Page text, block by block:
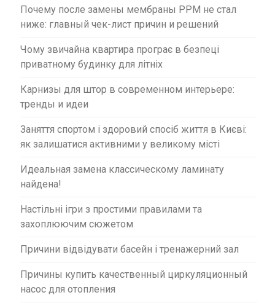
Почему после замены мембраны PPM не стал
ниже: главный чек-лист причин и решений
Чому звичайна квартира програє в безпеці
приватному будинку для літніх
Карнизы для штор в современном интерьере:
тренды и идеи
Заняття спортом і здоровий спосіб життя в Києві:
як залишатися активними у великому місті
Идеальная замена классическому ламинату
найдена!
Настільні ігри з простими правилами та
захоплюючим сюжетом
Причини відвідувати басейн і тренажерний зал
Причины купить качественный циркуляционный
насос для отопления